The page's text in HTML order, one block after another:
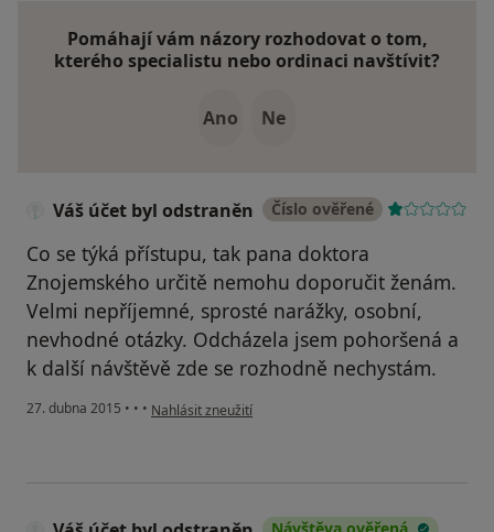
Pomáhají vám názory rozhodovat o tom,
kterého specialistu nebo ordinaci navštívit?
Ano Ne
Váš účet byl odstraněn Číslo ověřené
Co se týká přístupu, tak pana doktora
Znojemského určitě nemohu doporučit ženám.
Velmi nepříjemné, sprosté narážky, osobní,
nevhodné otázky. Odcházela jsem pohoršená a
k další návštěvě zde se rozhodně nechystám.
27. dubna 2015 • • • podle názoru uživatele Váš účet byl odstraněn
Nahlásit zneužití